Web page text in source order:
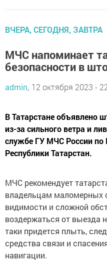
ВЧЕРА, СЕГОДНЯ, ЗАВТРА
МЧС напоминает
безопасности в
admin, 12 октября 2023 -
В Татарстане объявлено
из-за сильного ветра и
службе ГУ МЧС России
Республики Татарстан.
МЧС рекомендует
владельцам маломерных
видимости и сложной
воздержаться от выезда
таки придется плыть,
средства связи и
навигации.